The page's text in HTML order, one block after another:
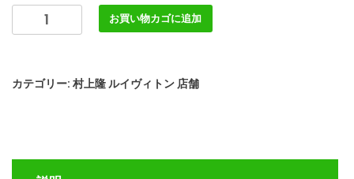
品
ヴ
LV×TM
お買い物カゴに追加
カテゴリー: 村上隆 ルイヴィトン 店舗